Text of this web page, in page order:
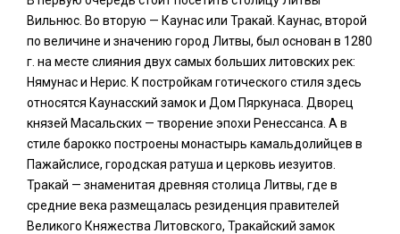
Вильнюс. Во вторую — Каунас или Тракай. Каунас, второй
по величине и значению город Литвы, был основан в 1280
г. на месте слияния двух самых больших литовских рек:
Нямунас и Нерис. К постройкам готического стиля здесь
относятся Каунасский замок и Дом Пяркунаса. Дворец
князей Масальских — творение эпохи Ренессанса. А в
стиле барокко построены монастырь камальдолийцев в
Пажайслисе, городская ратуша и церковь иезуитов.
Тракай — знаменитая древняя столица Литвы, где в
средние века размещалась резиденция правителей
Великого Княжества Литовского, Тракайский замок